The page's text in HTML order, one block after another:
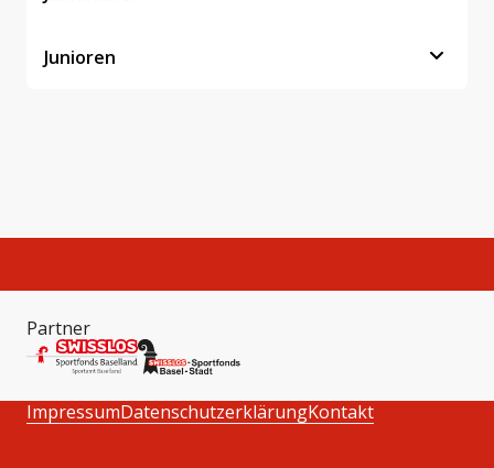
Junioren
Partner
ImpressumDatenschutzerklärungKontakt